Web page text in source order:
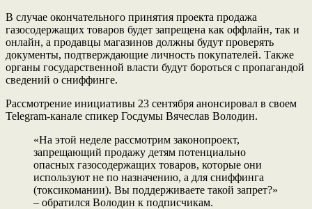
В случае окончательного принятия проекта продажа
газосодержащих товаров будет запрещена как оффлайн, так и
онлайн, а продавцы магазинов должны будут проверять
документы, подтверждающие личность покупателей. Также
органы государственной власти будут бороться с пропагандой
сведений о сниффинге.
Рассмотрение инициативы 23 сентября анонсировал в своем
Telegram-канале спикер Госдумы Вячеслав Володин.
«На этой неделе рассмотрим законопроект,
запрещающий продажу детям потенциально
опасных газосодержащих товаров, которые они
используют не по назначению, а для сниффинга
(токсикомании). Вы поддерживаете такой запрет?»
– обратился Володин к подписчикам.